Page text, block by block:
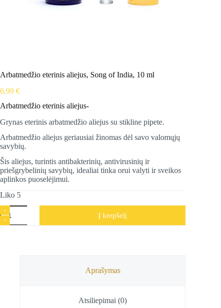
Arbatmedžio eterinis aliejus, Song of India, 10 ml
6,99 €
Arbatmedžio eterinis aliejus-
Grynas eterinis arbatmedžio aliejus su stikline pipete.
Arbatmedžio aliejus geriausiai žinomas dėl savo valomųjų
savybių.
Šis aliejus, turintis antibakterinių, antivirusinių ir
priešgrybelinių savybių, idealiai tinka orui valyti ir sveikos
aplinkos puoselėjimui.
Liko 5
produkto
kiekis:
Arbatmedžio
Į krepšelį
Aprašymas
Atsiliepimai (0)